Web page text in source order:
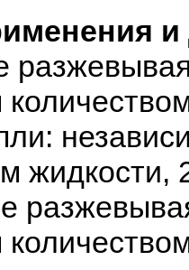
жидкости,